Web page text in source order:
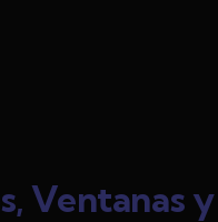
Ventanas y